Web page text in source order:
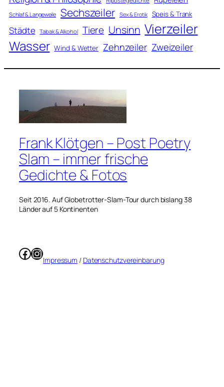
Schlaf & Langeweile Sechszeiler Sex & Erotik Speis & Trank
Städte Tabak & Alkohol Tiere Unsinn Vierzeiler
Wasser Wind & Wetter Zehnzeiler Zweizeiler
Frank Klötgen – Post Poetry
Slam – immer frische
Gedichte & Fotos
Seit 2016. Auf Globetrotter-Slam-Tour durch bislang 38
Länder auf 5 Kontinenten
Facebook
Instagram
Impressum / Datenschutzvereinbarung